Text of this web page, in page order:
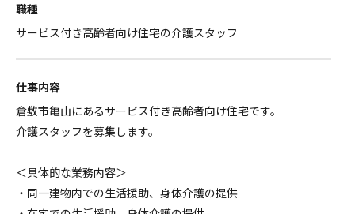
職種
サービス付き高齢者向け住宅の介護スタッフ
仕事内容
倉敷市亀山にあるサービス付き高齢者向け住宅です。
介護スタッフを募集します。
＜具体的な業務内容＞
・同一建物内での生活援助、身体介護の提供